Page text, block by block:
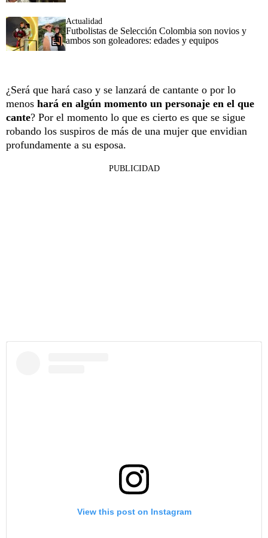
Actualidad
Futbolistas de Selección Colombia son novios y
ambos son goleadores: edades y equipos
¿Será que hará caso y se lanzará de cantante o por lo
menos hará en algún momento un personaje en el que
cante? Por el momento lo que es cierto es que se sigue
robando los suspiros de más de una mujer que envidian
profundamente a su esposa.
PUBLICIDAD
View this post on Instagram